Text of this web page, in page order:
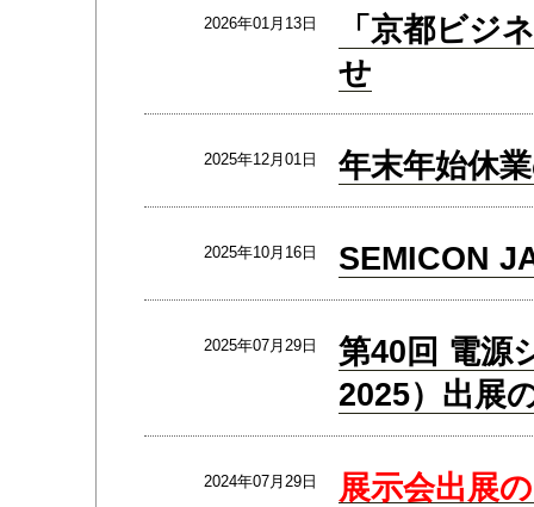
2026年01月13日
「京都ビジ
せ
2025年12月01日 年末年始休
2025年10月16日 SEMICON
2025年07月29日
第40回 電源
2025）出展
2024年07月29日
展示会出展